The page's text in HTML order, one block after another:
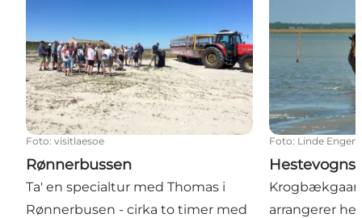
Foto: visitlaesoe
Rønnerbussen
Ta' en specialtur med Thomas i
Rønnerbusen - cirka to timer med
Foto: Linde Engen
arrangerer